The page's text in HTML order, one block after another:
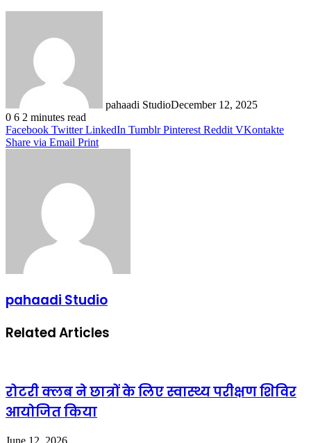
pahaadi StudioDecember 12, 2025
0 6 2 minutes read
Facebook Twitter LinkedIn Tumblr Pinterest Reddit VKontakte
Share via Email Print
pahaadi Studio
Related Articles
रोटरी क्लब ने छात्रों के लिए स्वास्थ्य परीक्षण शिविर
आयोजित किया